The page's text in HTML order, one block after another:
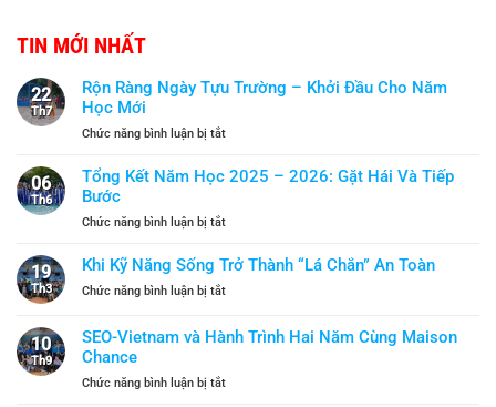
TIN MỚI NHẤT
22
Th7
Rộn Ràng Ngày Tựu Trường – Khởi Đầu Cho Năm
Học Mới
Chức năng bình luận bị tắtở
Ràng
Trường
Khởi
Học
06
Th6
Tổng Kết Năm Học 2025 – 2026: Gặt Hái Và Tiếp
Bước
Chức năng bình luận bị tắtở
Kết
Học
–
Hái
19
Th3
Khi Kỹ Năng Sống Trở Thành “Lá Chắn” An Toàn
Chức năng bình luận bị tắtở
Kỹ
Năng
Trở
10
Th9
SEO-Vietnam và Hành Trình Hai Năm Cùng Maison
Chance
Chức năng bình luận bị tắtở